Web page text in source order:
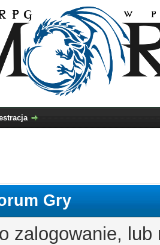
Gry
zalogowanie,